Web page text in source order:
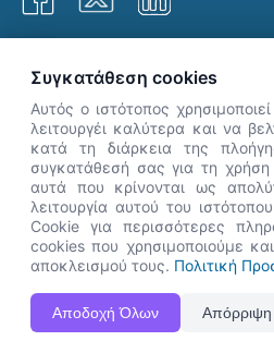
Η Ιστοσελίδα ΑνΑΔ είναι πλήρως συμβατή με τις
Apple Safari καθώς και Internet Explorer.
👋 Καλώς
Πες μου
σήμερα.
Συγκατάθεση cookies
Αυτός ο ιστότοπος
λειτουργέι καλύτερα και να
κατά τη διάρκεια της
συγκατάθεσή σας για τη
αυτά που κρίνονται ως
λειτουργία αυτού του
Cookie για περισσότερες
cookies που χρησιμοποιούμε
αποκλεισμού τους. Πολιτική
Αποδοχή Όλων